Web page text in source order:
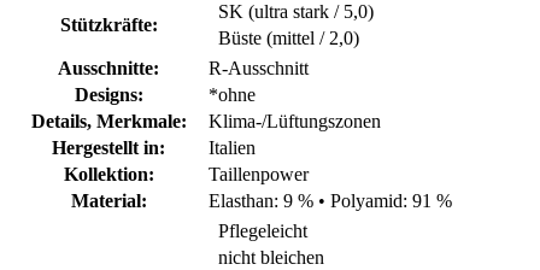
Stützkräfte:
SK (ultra stark / 5,0)
Büste (mittel / 2,0)
Ausschnitte:
R-Ausschnitt
Designs:
*ohne
Details, Merkmale:
Klima-/Lüftungszonen
Hergestellt in:
Italien
Kollektion:
Taillenpower
Material:
Elasthan: 9 % • Polyamid: 91 %
Pflegeleicht
nicht bleichen